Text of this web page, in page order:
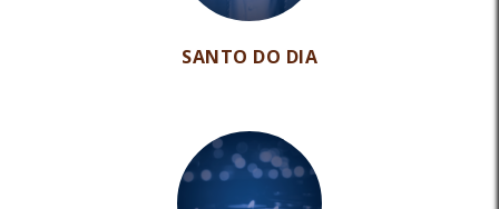
SANTO DO DIA